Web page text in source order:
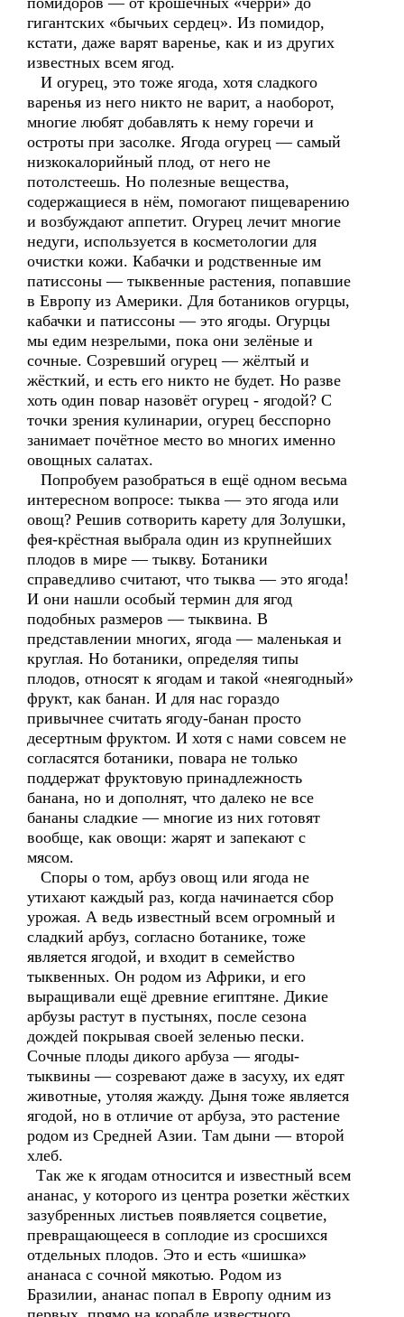
гигантских «бычьих сердец». Из помидор,
кстати, даже варят варенье, как и из других
известных всем ягод.
И огурец, это тоже ягода, хотя сладкого
варенья из него никто не варит, а наоборот,
многие любят добавлять к нему горечи и
остроты при засолке. Ягода огурец — самый
низкокалорийный плод, от него не
потолстеешь. Но полезные вещества,
содержащиеся в нём, помогают пищеварению
и возбуждают аппетит. Огурец лечит многие
недуги, используется в косметологии для
очистки кожи. Кабачки и родственные им
патиссоны — тыквенные растения, попавшие
в Европу из Америки. Для ботаников огурцы,
кабачки и патиссоны — это ягоды. Огурцы
мы едим незрелыми, пока они зелёные и
сочные. Созревший огурец — жёлтый и
жёсткий, и есть его никто не будет. Но разве
хоть один повар назовёт огурец - ягодой? С
точки зрения кулинарии, огурец бесспорно
занимает почётное место во многих именно
овощных салатах.
Попробуем разобраться в ещё одном весьма
интересном вопросе: тыква — это ягода или
овощ? Решив сотворить карету для Золушки,
фея-крёстная выбрала один из крупнейших
плодов в мире — тыкву. Ботаники
справедливо считают, что тыква — это ягода!
И они нашли особый термин для ягод
подобных размеров — тыквина. В
представлении многих, ягода — маленькая и
круглая. Но ботаники, определяя типы
плодов, относят к ягодам и такой «неягодный»
фрукт, как банан. И для нас гораздо
привычнее считать ягоду-банан просто
десертным фруктом. И хотя с нами совсем не
согласятся ботаники, повара не только
поддержат фруктовую принадлежность
банана, но и дополнят, что далеко не все
бананы сладкие — многие из них готовят
вообще, как овощи: жарят и запекают с
мясом.
Споры о том, арбуз овощ или ягода не
утихают каждый раз, когда начинается сбор
урожая. А ведь известный всем огромный и
сладкий арбуз, согласно ботанике, тоже
является ягодой, и входит в семейство
тыквенных. Он родом из Африки, и его
выращивали ещё древние египтяне. Дикие
арбузы растут в пустынях, после сезона
дождей покрывая своей зеленью пески.
Сочные плоды дикого арбуза — ягоды-
тыквины — созревают даже в засуху, их едят
животные, утоляя жажду. Дыня тоже является
ягодой, но в отличие от арбуза, это растение
родом из Средней Азии. Там дыни — второй
хлеб.
Так же к ягодам относится и известный всем
ананас, у которого из центра розетки жёстких
зазубренных листьев появляется соцветие,
превращающееся в соплодие из сросшихся
отдельных плодов. Это и есть «шишка»
ананаса с сочной мякотью. Родом из
Бразилии, ананас попал в Европу одним из